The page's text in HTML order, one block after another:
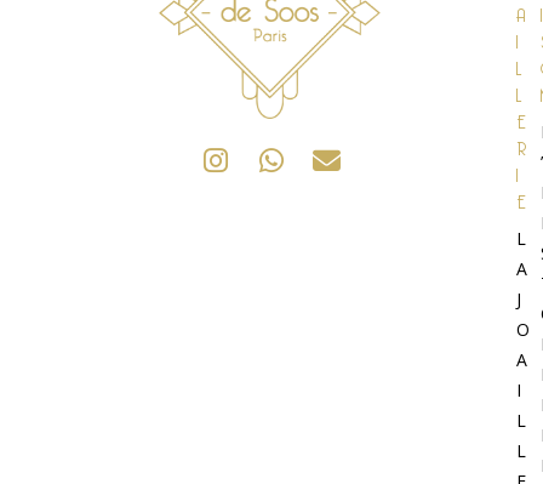
A
I
L
L
E
R
I
E
L
A
J
O
A
I
L
L
I
’